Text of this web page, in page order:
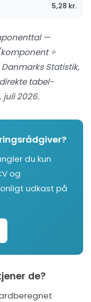
5,28 kr.
—
÷
Danmarks Statistik,
tabel-
juli 2026.
du kun
og
udkast på
de?